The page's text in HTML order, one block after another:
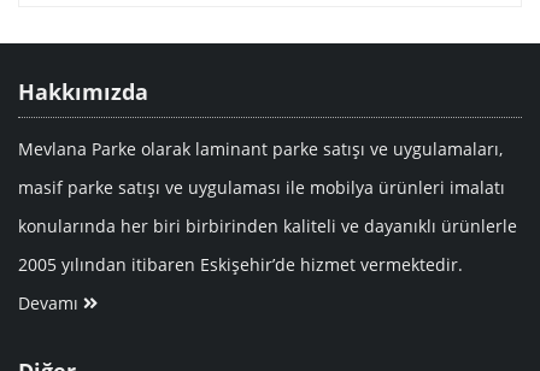
Hakkımızda
Mevlana Parke olarak laminant parke satışı ve uygulamaları,
masif parke satışı ve uygulaması ile mobilya ürünleri imalatı
konularında her biri birbirinden kaliteli ve dayanıklı ürünlerle
2005 yılından itibaren Eskişehir’de hizmet vermektedir.
Devamı